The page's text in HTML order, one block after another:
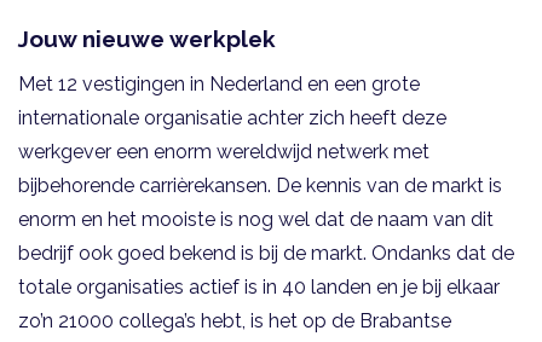
Jouw nieuwe werkplek
Met 12 vestigingen in Nederland en een grote
internationale organisatie achter zich heeft deze
werkgever een enorm wereldwijd netwerk met
bijbehorende carrièrekansen. De kennis van de markt is
enorm en het mooiste is nog wel dat de naam van dit
bedrijf ook goed bekend is bij de markt. Ondanks dat de
totale organisaties actief is in 40 landen en je bij elkaar
zo’n 21000 collega’s hebt, is het op de Brabantse